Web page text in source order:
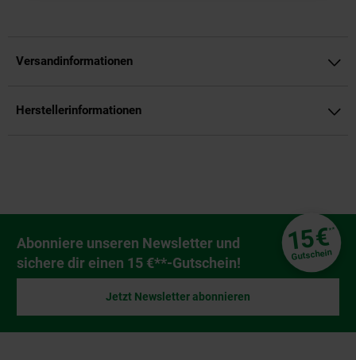
Versandinformationen
Herstellerinformationen
Newsletter Anmeldung
Abonniere unseren Newsletter und
sichere dir einen 15 €**-Gutschein!
15€**
Gutschein
Jetzt Newsletter abonnieren